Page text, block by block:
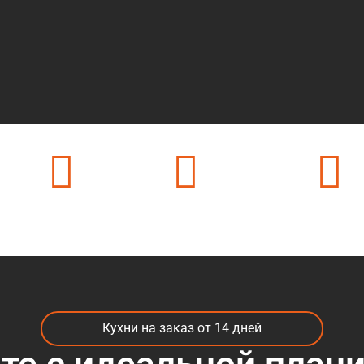
Кухни на заказ от 14 дней